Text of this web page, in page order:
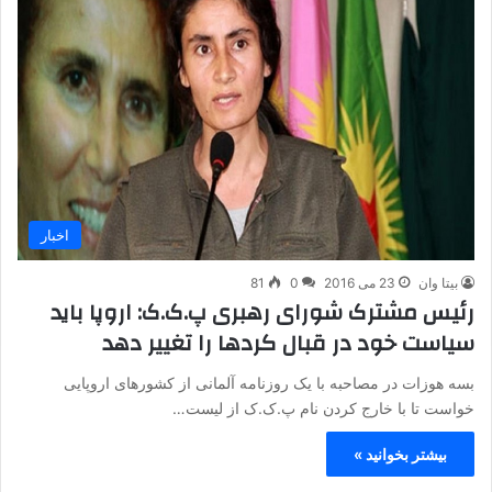
اخبار
بیتا وان 23 می 2016 0
81
رئیس مشترک شورای رهبری پ.ک.ک: اروپا باید
سیاست خود در قبال کردها را تغییر دهد
بسه هوزات در مصاحبه با یک روزنامه آلمانی از کشورهای اروپایی
خواست تا با خارج کردن نام پ.ک.ک از لیست…
بیشتر بخوانید »